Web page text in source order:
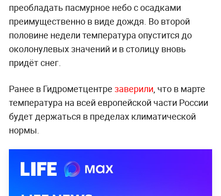
преобладать пасмурное небо с осадками
преимущественно в виде дождя. Во второй
половине недели температура опустится до
околонулевых значений и в столицу вновь
придёт снег.
Ранее в Гидрометцентре заверили, что в марте
температура на всей европейской части России
будет держаться в пределах климатической
нормы.